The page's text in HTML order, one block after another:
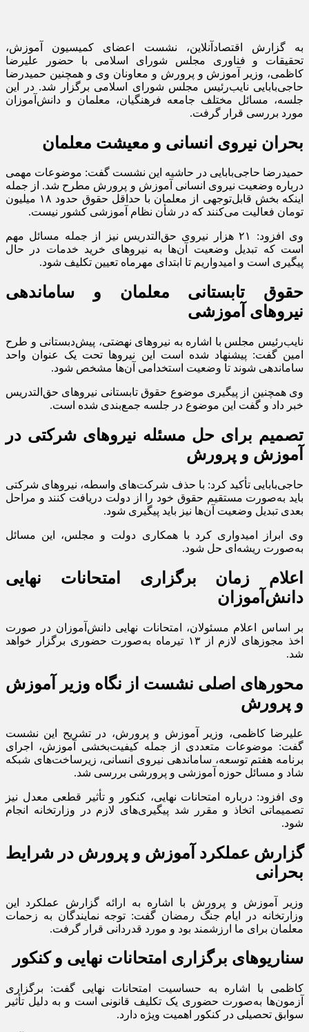
به گزارش اقتصادآنلاین، نشست اعضای کمیسیون آموزش،
تحقیقات و فناوری مجلس شورای اسلامی با حضور علیرضا
کاظمی، وزیر آموزش و پرورش و معاونان وی و همچنین حمیدرضا
حاجی‌بابایی نایب‌رئیس مجلس شورای اسلامی برگزار شد. در این
جلسه، مسائل مختلف جامعه فرهنگیان، معلمان و دانش‌آموزان
مورد بررسی قرار گرفت.
بحران نیروی انسانی و معیشت معلمان
حمیدرضا حاجی‌بابایی در حاشیه این نشست گفت: موضوعات مهمی
درباره وضعیت نیروی انسانی آموزش و پرورش مطرح شد. از جمله
اینکه بخش قابل‌توجهی از معلمان با حداقل حقوق حدود ۱۸ میلیون
تومان فعالیت می‌کنند که در شأن نظام آموزشی کشور نیست.
وی افزود: ۲۱ هزار نیروی حق‌التدریس نیز از جمله مسائل مهم
است که تبدیل وضعیت آن‌ها به نیروهای خرید خدمات در حال
پیگیری است و امیدواریم تا ابتدای مهرماه تعیین تکلیف شود.
حقوق تابستانی معلمان و ساماندهی
نیروهای آموزشی
نایب‌رئیس مجلس با اشاره به نیروهای نهضتی، پیش‌دبستانی و طرح
امین گفت: پیشنهاد شده است این نیروها تحت یک عنوان واحد
ساماندهی شوند تا وضعیت استخدامی آن‌ها مشخص شود.
وی همچنین از پیگیری موضوع حقوق تابستانی نیروهای حق‌التدریس
خبر داد و گفت این موضوع در جلسه جمع‌بندی شده است.
تصمیم برای حل مسئله نیروهای شرکتی در
آموزش و پرورش
حاجی‌بابایی تأکید کرد: با حذف شرکت‌های واسطه، نیروهای شرکتی
باید به‌صورت مستقیم حقوق خود را از دولت دریافت کنند و مراحل
بعدی تبدیل وضعیت آن‌ها نیز باید پیگیری شود.
وی ابراز امیدواری کرد با همکاری دولت و مجلس، این مسائل
به‌صورت ریشه‌ای حل شود.
اعلام زمان برگزاری امتحانات نهایی
دانش‌آموزان
بر اساس اعلام مسئولان، امتحانات نهایی دانش‌آموزان در صورت
اخذ مجوزهای لازم از ۱۳ تیرماه به‌صورت حضوری برگزار خواهد
شد.
محورهای اصلی نشست از نگاه وزیر آموزش
و پرورش
علیرضا کاظمی، وزیر آموزش و پرورش، در تشریح این نشست
گفت: موضوعات متعددی از جمله کیفیت‌بخشی آموزش، اجرای
برنامه هفتم توسعه، ساماندهی نیروی انسانی، زیرساخت‌های شبکه
شاد و مسائل حوزه آموزشی و پرورشی بررسی شد.
وی افزود: درباره امتحانات نهایی، کنکور و تأثیر قطعی معدل نیز
تصمیماتی اتخاذ و مقرر شد پیگیری‌های لازم در وزارتخانه انجام
شود.
گزارش عملکرد آموزش و پرورش در شرایط
بحرانی
وزیر آموزش و پرورش با اشاره به ارائه گزارش عملکرد این
وزارتخانه در ایام جنگ رمضان گفت: توجه نمایندگان به زحمات
معلمان برای ما ارزشمند بود و مورد قدردانی قرار گرفت.
سناریوهای برگزاری امتحانات نهایی و کنکور
کاظمی با اشاره به حساسیت امتحانات نهایی گفت: برگزاری
آزمون‌ها به‌صورت حضوری یک تکلیف قانونی است و به دلیل تأثیر
سوابق تحصیلی در کنکور اهمیت ویژه دارد.